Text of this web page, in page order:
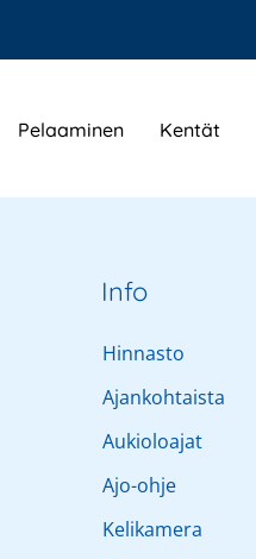
Pelaaminen Kentät
Info
Hinnasto
Ajankohtaista
Aukioloajat
Ajo-ohje
Kelikamera